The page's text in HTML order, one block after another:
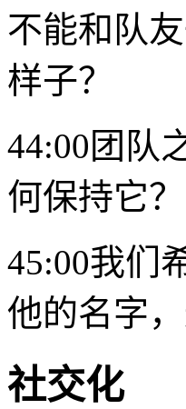
不能和队
样子？
44:00团队
何保持它？
45:00我们
他的名字
社交化